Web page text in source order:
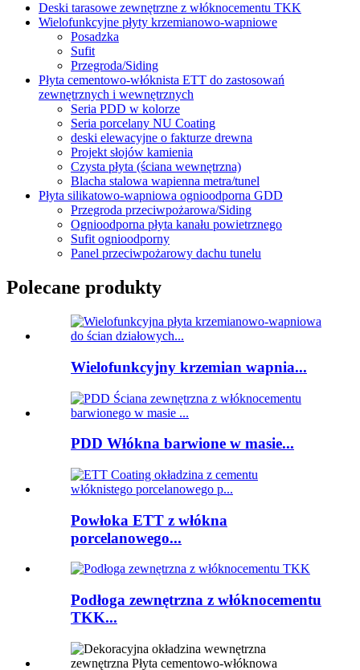
Deski tarasowe zewnętrzne z włóknocementu TKK
Wielofunkcyjne płyty krzemianowo-wapniowe
Posadzka
Sufit
Przegroda/Siding
Płyta cementowo-włóknista ETT do zastosowań
zewnętrznych i wewnętrznych
Seria PDD w kolorze
Seria porcelany NU Coating
deski elewacyjne o fakturze drewna
Projekt słojów kamienia
Czysta płyta (ściana wewnętrzna)
Blacha stalowa wapienna metra/tunel
Płyta silikatowo-wapniowa ognioodporna GDD
Przegroda przeciwpożarowa/Siding
Ognioodporna płyta kanału powietrznego
Sufit ognioodporny
Panel przeciwpożarowy dachu tunelu
Polecane produkty
Wielofunkcyjny krzemian wapnia...
PDD Włókna barwione w masie...
Powłoka ETT z włókna
porcelanowego...
Podłoga zewnętrzna z włóknocementu
TKK...